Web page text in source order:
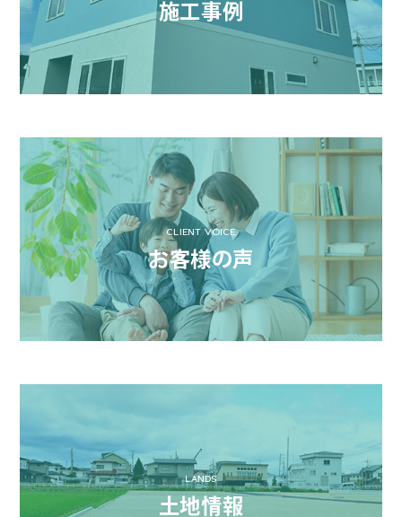
施工事例
CLIENT VOICE
お客様の声
LANDS
土地情報